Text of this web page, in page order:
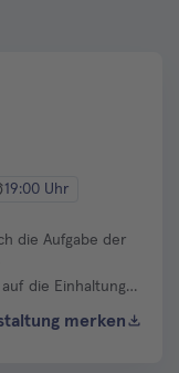
19:00 Uhr
die Aufgabe der
die Einhaltung
In
merken